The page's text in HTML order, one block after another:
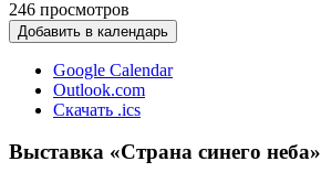
246 просмотров
Добавить в календарь
Google Calendar
Outlook.com
Скачать .ics
Выставка «Страна синего неба»